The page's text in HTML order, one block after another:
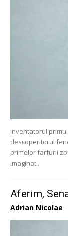
Inventatorul
descoperitorul
primelor farfurii
imaginat...
Aferim,
Adrian Nicolae -